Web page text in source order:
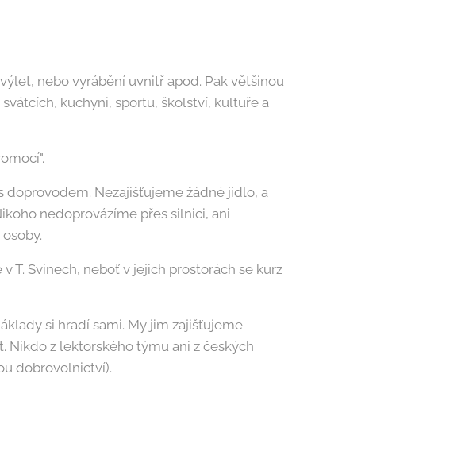
nebo vyrábění uvnitř apod. Pak většinou
kuchyni, sportu, školství, kultuře a
doprovodem. Nezajišťujeme žádné jídlo, a
nedoprovázíme přes silnici, ani
T. Svinech, neboť v jejich prostorách se kurz
si hradí sami. My jim zajišťujeme
Nikdo z lektorského týmu ani z českých
dobrovolnictví).